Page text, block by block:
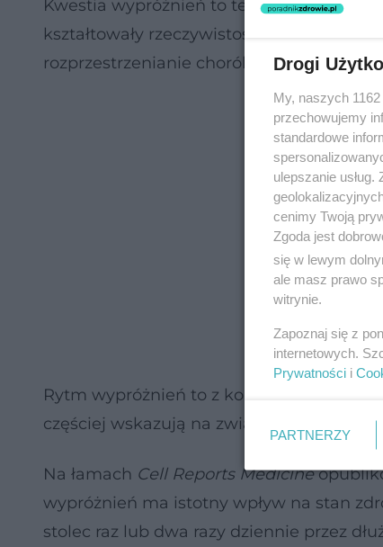
Kwestia wypróżnień to temat stary jak
kształtowały rzeczywistość na przestrzeni
rozprzestrzenianie chorób, na plany
Rytm wypróżnień to z kolei jeden z
częściej wskazują na związki stanu jelit z
Na łamach Cell Reports Medicine
wypróżnień ma istotny wpływ na stan
stolec raz lub dwa razy dziennie przez
Drogi
My, naszych
przechowujemy
standardowe
ulepszanie
cenimy Twoją
Zgoda jest
się w lewym
ale masz prawo
witrynie.
Zapoznaj się z
internetowych.
Prywatności i
PARTNERZY